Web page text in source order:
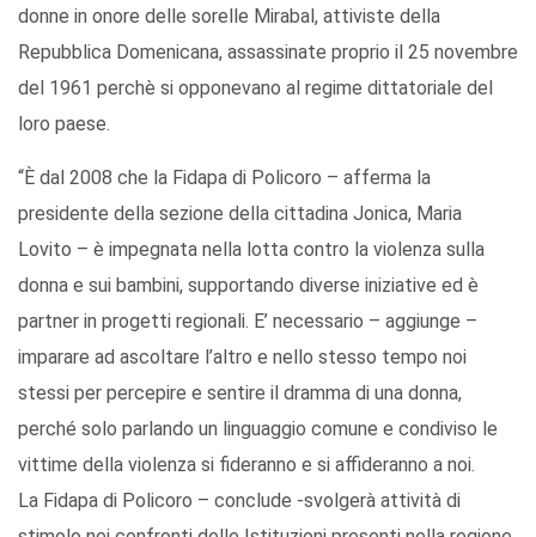
donne in onore delle sorelle Mirabal, attiviste della
Repubblica Domenicana, assassinate proprio il 25 novembre
del 1961 perchè si opponevano al regime dittatoriale del
loro paese.
“È dal 2008 che la Fidapa di Policoro – afferma la
presidente della sezione della cittadina Jonica, Maria
Lovito – è impegnata nella lotta contro la violenza sulla
donna e sui bambini, supportando diverse iniziative ed è
partner in progetti regionali. E’ necessario – aggiunge –
imparare ad ascoltare l’altro e nello stesso tempo noi
stessi per percepire e sentire il dramma di una donna,
perché solo parlando un linguaggio comune e condiviso le
vittime della violenza si fideranno e si affideranno a noi.
La Fidapa di Policoro – conclude -svolgerà attività di